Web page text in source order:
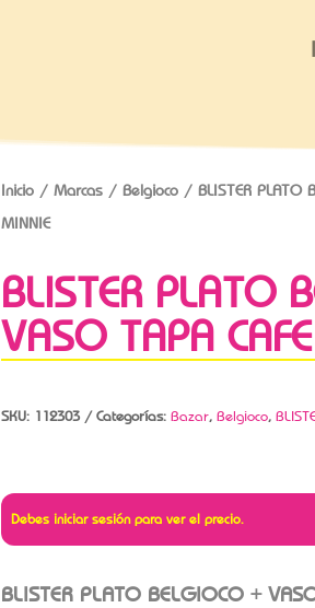
Inicio/ Marcas/ Belgioco/ BLISTER PLATO
MINNIE
BLISTER PLATO
VASO TAPA
SKU: 112303 Categorías: Bazar, Belgioco,
Debes iniciar sesión para ver el precio.
BLISTER PLATO BELGIOCO +